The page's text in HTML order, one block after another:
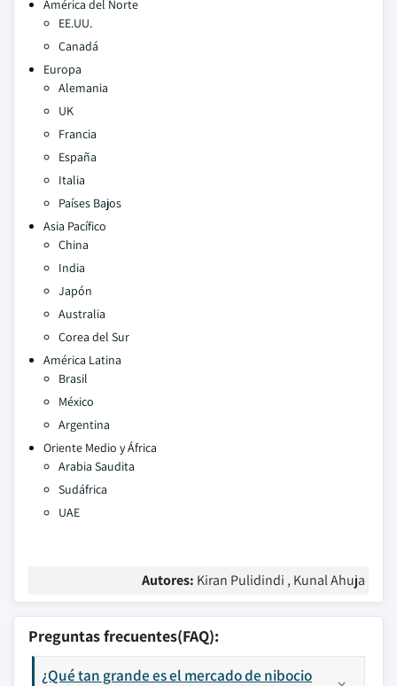
América del Norte
EE.UU.
Canadá
Europa
Alemania
UK
Francia
España
Italia
Países Bajos
Asia Pacífico
China
India
Japón
Australia
Corea del Sur
América Latina
Brasil
México
Argentina
Oriente Medio y África
Arabia Saudita
Sudáfrica
UAE
Autores: Kiran Pulidindi , Kunal Ahuja
Preguntas frecuentes(FAQ):
¿Qué tan grande es el mercado de nibocio